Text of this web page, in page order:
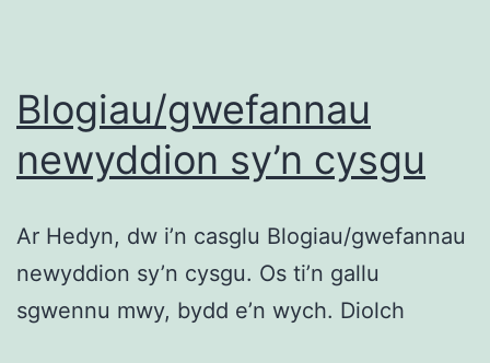
Blogiau/gwefannau
newyddion sy’n cysgu
Ar Hedyn, dw i’n casglu Blogiau/gwefannau
newyddion sy’n cysgu. Os ti’n gallu
sgwennu mwy, bydd e’n wych. Diolch